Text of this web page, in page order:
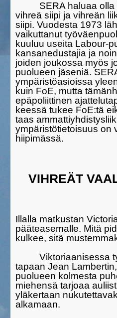
SERA haluaa
vihreä siipi ja vihreän
siipi. Vuodesta 1973
vaikuttanut
kuuluu useita Labour-
kansanedustajia ja
joiden joukossa myös
puolueen jäseniä.
ympäristöasioissa
kuin FoE, mutta
epäpoliittinen
keessä tukee FoE:tä
taas
ympäristötietoisuus on
hiipimässä.
VIHREÄT
Illalla matkustan
pääteasemalle. Mitä
kulkee, sitä
Viktori­aanisessa
tapaan Jean
puolueen kolmesta
mie­hensä tarjoaa
yläkertaan
alkamaan.